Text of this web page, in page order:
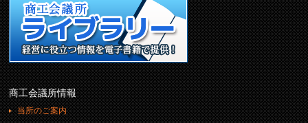
商工会議所情報
当所のご案内